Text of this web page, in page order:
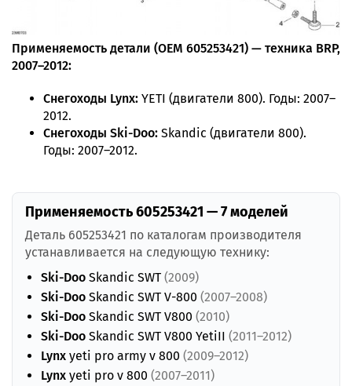
Применяемость детали (OEM 605253421) — техника BRP,
2007–2012:
Снегоходы Lynx: YETI (двигатели 800). Годы: 2007–
2012.
Снегоходы Ski-Doo: Skandic (двигатели 800).
Годы: 2007–2012.
Применяемость 605253421 — 7 моделей
Деталь 605253421 по каталогам производителя
устанавливается на следующую технику:
Ski-Doo Skandic SWT (2009)
Ski-Doo Skandic SWT V-800 (2007–2008)
Ski-Doo Skandic SWT V800 (2010)
Ski-Doo Skandic SWT V800 YetiII (2011–2012)
Lynx yeti pro army v 800 (2009–2012)
Lynx yeti pro v 800 (2007–2011)